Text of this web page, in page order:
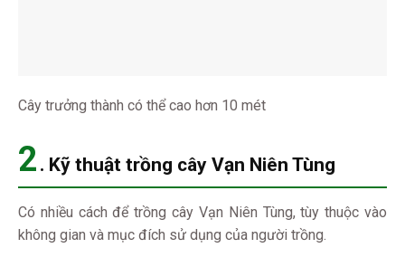
Cây trưởng thành có thể cao hơn 10 mét
2 . Kỹ thuật trồng cây Vạn Niên Tùng
Có nhiều cách để trồng cây Vạn Niên Tùng, tùy thuộc vào
không gian và mục đích sử dụng của người trồng.